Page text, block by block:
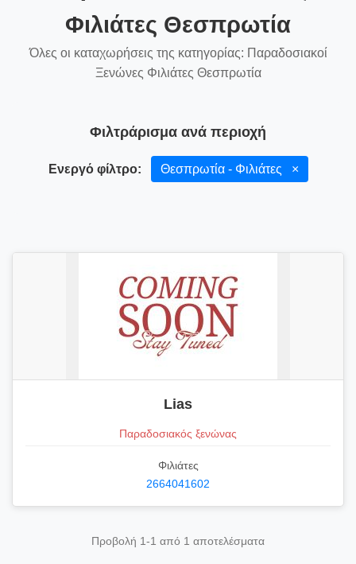
Φιλιάτες Θεσπρωτία
Όλες οι καταχωρήσεις της κατηγορίας: Παραδοσιακοί
Ξενώνες Φιλιάτες Θεσπρωτία
Φιλτράρισμα ανά περιοχή
Ενεργό φίλτρο: Θεσπρωτία - Φιλιάτες ×
Lias
Παραδοσιακός ξενώνας
Φιλιάτες
2664041602
Προβολή 1-1 από 1 αποτελέσματα